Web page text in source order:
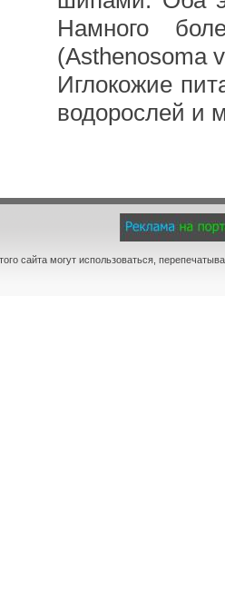
Намного
(Asthenosoma
Иглокожие
водорослей и
сайта могут использоваться,